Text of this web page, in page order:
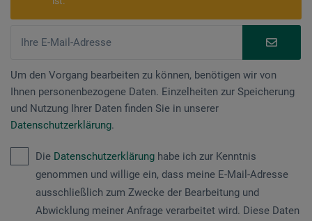
Um den Vorgang bearbeiten zu können, benötigen wir von
Ihnen personenbezogene Daten. Einzelheiten zur Speicherung
und Nutzung Ihrer Daten finden Sie in unserer
Datenschutzerklärung.
Die Datenschutzerklärung habe ich zur Kenntnis
genommen und willige ein, dass meine E-Mail-Adresse
ausschließlich zum Zwecke der Bearbeitung und
Abwicklung meiner Anfrage verarbeitet wird. Diese Daten